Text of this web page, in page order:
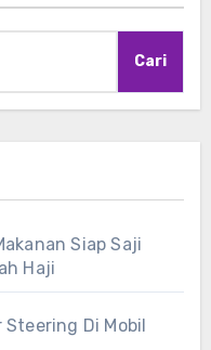
Cari
Siap Saji
Haji
Di Mobil